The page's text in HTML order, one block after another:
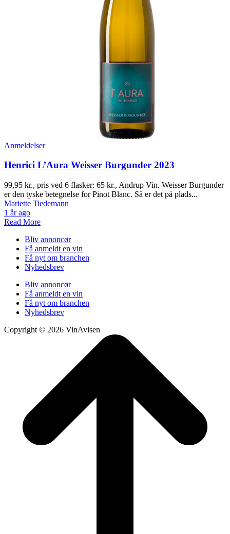
Anmeldelser
Henrici L’Aura Weisser Burgunder 2023
99,95 kr., pris ved 6 flasker: 65 kr., Andrup Vin. Weisser Burgunder
er den tyske betegnelse for Pinot Blanc. Så er det på plads...
Mariette Tiedemann
1 år ago
Read More
Bliv annoncør
Få anmeldt en vin
Få nyt om branchen
Nyhedsbrev
Bliv annoncør
Få anmeldt en vin
Få nyt om branchen
Nyhedsbrev
Copyright © 2026 VinAvisen